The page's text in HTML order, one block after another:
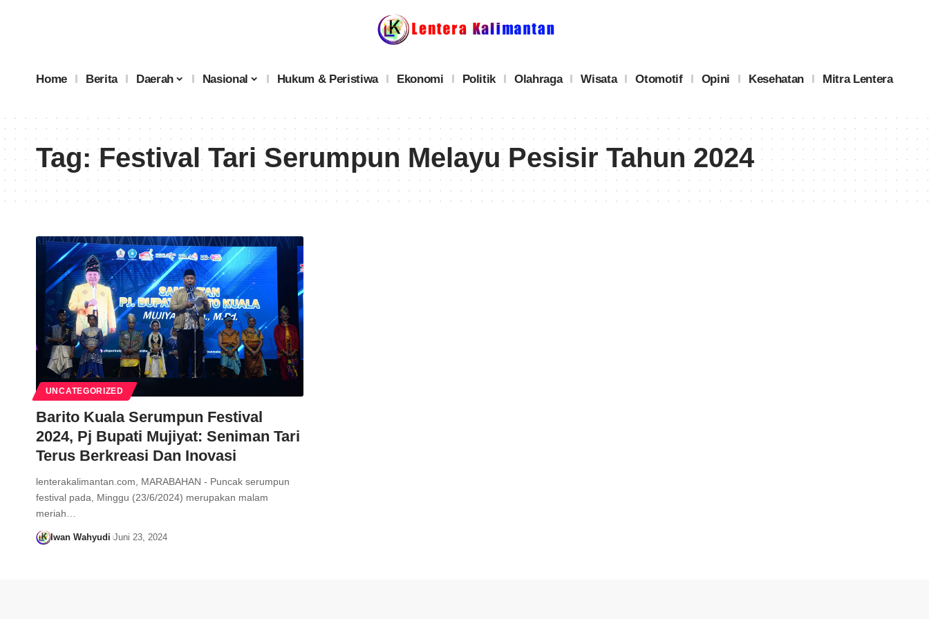
Home Berita Daerah Nasional Hukum & Peristiwa Ekonomi Politik Olahraga Wisata Otomotif Opini Kesehatan Mitra Lentera
Tag:Festival Tari Serumpun Melayu Pesisir Tahun 2024
UNCATEGORIZED
Barito Kuala Serumpun Festival
2024, Pj Bupati Mujiyat: Seniman Tari
Terus Berkreasi Dan Inovasi
lenterakalimantan.com, MARABAHAN - Puncak serumpun
festival pada, Minggu (23/6/2024) merupakan malam
meriah…
Iwan Wahyudi Juni 23, 2024